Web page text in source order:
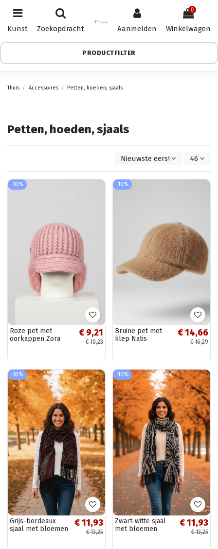
Kunst Zoekopdracht Aanmelden
0
Winkelwagen
PRODUCTFILTER
Thuis Accessoires Petten, hoeden, sjaals
Petten, hoeden, sjaals
Nieuwste eerst 46
-10%
Roze pet met
oorkappen Zora
€ 9,21
€ 10,23
-10%
Bruine pet met
klep Natis
€ 14,66
€ 16,29
-10%
Grijs-bordeaux
sjaal met bloemen
€ 11,93
€ 13,25
-10%
Zwart-witte sjaal
met bloemen
€ 11,93
€ 13,25